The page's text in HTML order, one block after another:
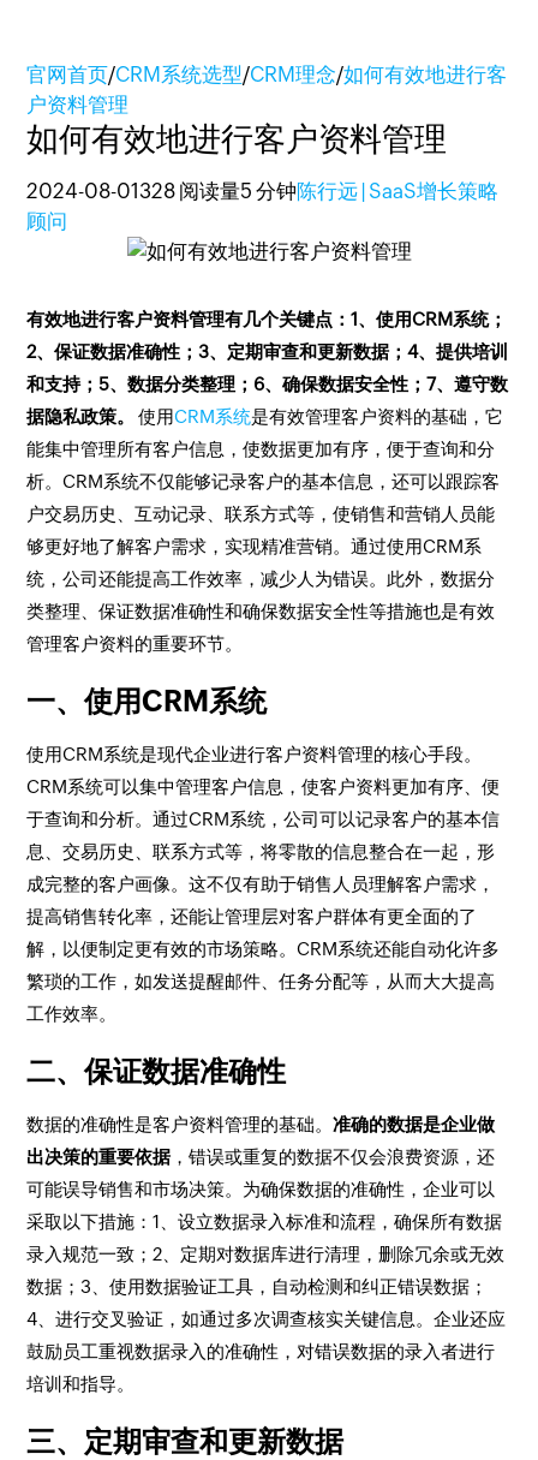
官网首页/CRM系统选型/CRM理念/如何有效地进行客
户资料管理
如何有效地进行客户资料管理
2024-08-01 328 阅读量5 分钟陈行远 | SaaS增长策略
顾问
有效地进行客户资料管理有几个关键点：1、使用CRM系统；
2、保证数据准确性；3、定期审查和更新数据；4、提供培训
和支持；5、数据分类整理；6、确保数据安全性；7、遵守数
据隐私政策。
使用CRM系统是有效管理客户资料的基础，它
能集中管理所有客户信息，使数据更加有序，便于查询和分
析。CRM系统不仅能够记录客户的基本信息，还可以跟踪客
户交易历史、互动记录、联系方式等，使销售和营销人员能
够更好地了解客户需求，实现精准营销。通过使用CRM系
统，公司还能提高工作效率，减少人为错误。此外，数据分
类整理、保证数据准确性和确保数据安全性等措施也是有效
管理客户资料的重要环节。
一、使用CRM系统
使用CRM系统是现代企业进行客户资料管理的核心手段。
CRM系统可以集中管理客户信息，使客户资料更加有序、便
于查询和分析。通过CRM系统，公司可以记录客户的基本信
息、交易历史、联系方式等，将零散的信息整合在一起，形
成完整的客户画像。这不仅有助于销售人员理解客户需求，
提高销售转化率，还能让管理层对客户群体有更全面的了
解，以便制定更有效的市场策略。CRM系统还能自动化许多
繁琐的工作，如发送提醒邮件、任务分配等，从而大大提高
工作效率。
二、保证数据准确性
数据的准确性是客户资料管理的基础。准确的数据是企业做
出决策的重要依据 ，错误或重复的数据不仅会浪费资源，还
可能误导销售和市场决策。为确保数据的准确性，企业可以
采取以下措施：1、设立数据录入标准和流程，确保所有数据
录入规范一致；2、定期对数据库进行清理，删除冗余或无效
数据；3、使用数据验证工具，自动检测和纠正错误数据；
4、进行交叉验证，如通过多次调查核实关键信息。企业还应
鼓励员工重视数据录入的准确性，对错误数据的录入者进行
培训和指导。
三、定期审查和更新数据